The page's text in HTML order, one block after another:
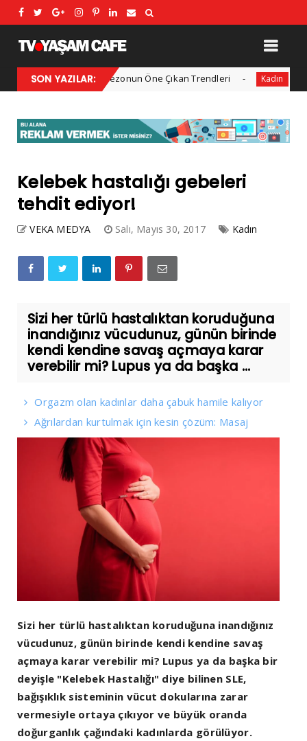
SON YAZILAR:
2025 Kış Modası: Sezonun Öne Çıkan Trendleri Kadın Her yıl
Kelebek hastalığı gebeleri
tehdit ediyor!
VEKA MEDYA Salı, Mayıs 30, 2017 Kadın
Sizi her türlü hastalıktan koruduğuna
inandığınız vücudunuz, günün birinde
kendi kendine savaş açmaya karar
verebilir mi? Lupus ya da başka ...
Orgazm olan kadınlar daha çabuk hamile kalıyor
Ağrılardan kurtulmak için kesin çözüm: Masaj
Sizi her türlü hastalıktan koruduğuna inandığınız
vücudunuz, günün birinde kendi kendine savaş
açmaya karar verebilir mi? Lupus ya da başka bir
deyişle "Kelebek Hastalığı" diye bilinen SLE,
bağışıklık sisteminin vücut dokularına zarar
vermesiyle ortaya çıkıyor ve büyük oranda
doğurganlık çağındaki kadınlarda görülüyor.